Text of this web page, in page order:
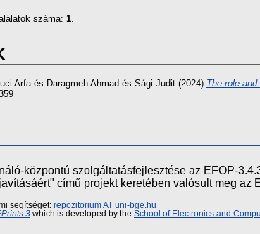
száma: 1.
Arfaés Daragmeh Ahmad és Sági Judit (2024) The role
központú szolgáltatásfejlesztése az EFOP-
című projekt keretében valósult meg az
segítséget: repozitorium AT uni-bge.hu
3 which is developed by the School of Electronics and